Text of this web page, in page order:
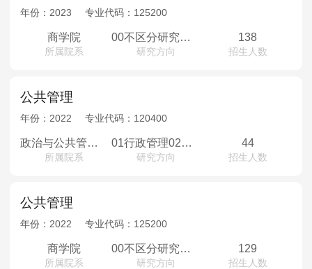
年份： 2023 专业代码： 125200
商学院
所属院系
00不区分研究方向；
研究方向
138
招生人数
公共管理
年份： 2022 专业代码： 120400
政治与公共管理学院
所属院系
01行政管理02社会保障03公共政策04西北边疆治理与国家安全
研究方向
44
招生人数
公共管理
年份： 2022 专业代码： 125200
商学院
所属院系
00不区分研究方向
研究方向
129
招生人数